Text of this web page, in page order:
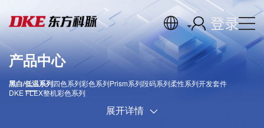
登录
产品中心
黑白/低温系列四色系列彩色系列Prism系列段码系列柔性系列开发套件
DKE FLEX整机彩色系列
展开详情